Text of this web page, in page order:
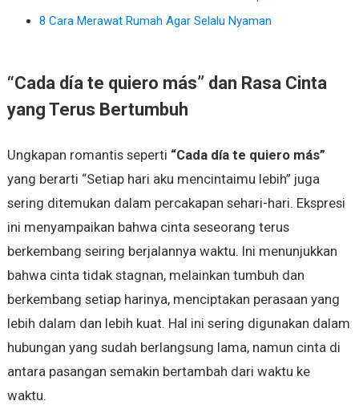
8 Cara Merawat Rumah Agar Selalu Nyaman
“Cada día te quiero más” dan Rasa Cinta
yang Terus Bertumbuh
Ungkapan romantis seperti “Cada día te quiero más”
yang berarti “Setiap hari aku mencintaimu lebih” juga
sering ditemukan dalam percakapan sehari-hari. Ekspresi
ini menyampaikan bahwa cinta seseorang terus
berkembang seiring berjalannya waktu. Ini menunjukkan
bahwa cinta tidak stagnan, melainkan tumbuh dan
berkembang setiap harinya, menciptakan perasaan yang
lebih dalam dan lebih kuat. Hal ini sering digunakan dalam
hubungan yang sudah berlangsung lama, namun cinta di
antara pasangan semakin bertambah dari waktu ke
waktu.